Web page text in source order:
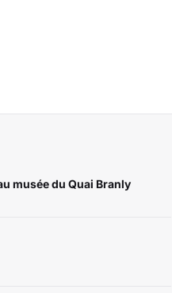
musée du Quai Branly